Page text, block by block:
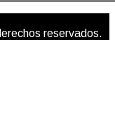
reservados.